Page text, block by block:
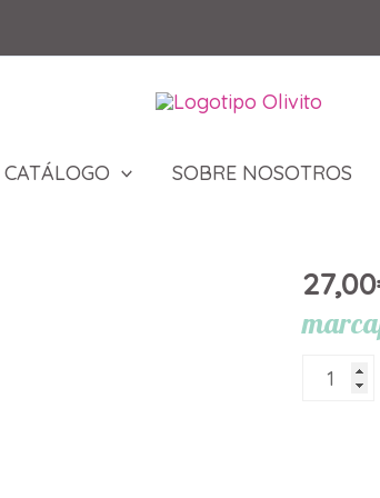
CATÁLOGO SOBRE NOSOTROS
27,00